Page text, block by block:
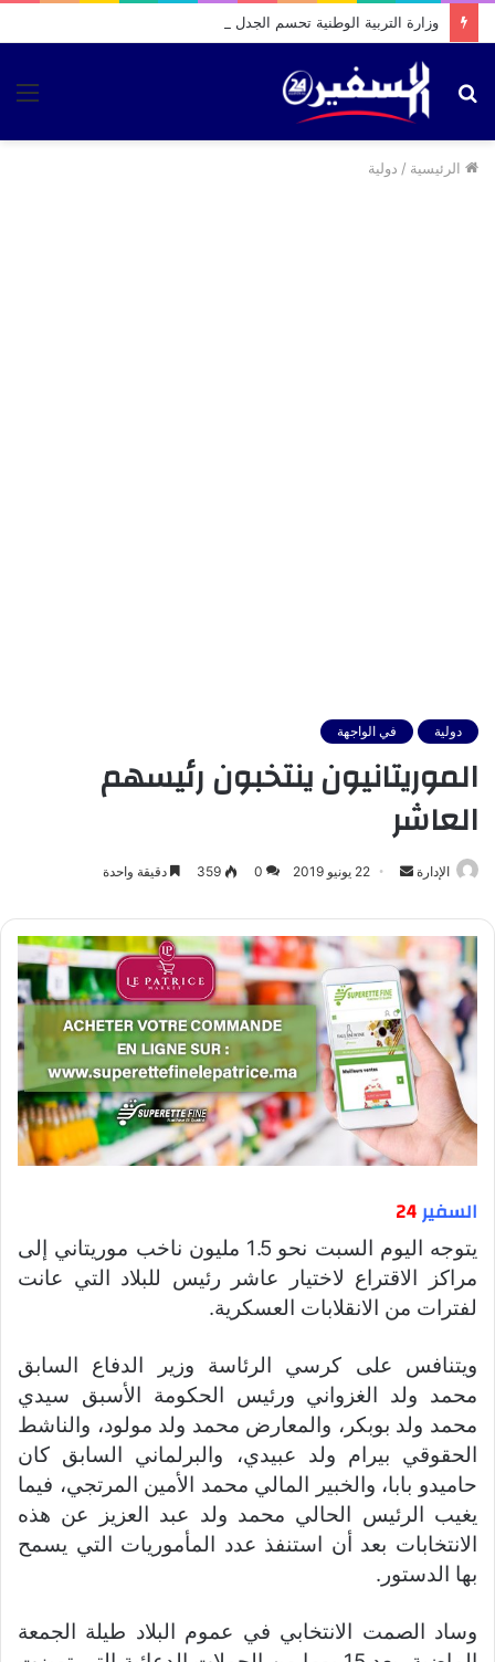
بحث
الرئيسية / دولية
دولية في الواجهة
الموريتانيون ينتخبون رئيسهم
العاشر
الإدارة
أرسل
إلكترونيا
22 يونيو 2019 0
359 دقيقة واحدة
السفير24
يتوجه اليوم السبت نحو 1.5 مليون ناخب موريتاني إلى
مراكز الاقتراع لاختيار عاشر رئيس للبلاد التي عانت
لفترات من الانقلابات العسكرية.
ويتنافس على كرسي الرئاسة وزير الدفاع السابق
محمد ولد الغزواني ورئيس الحكومة الأسبق سيدي
محمد ولد بوبكر، والمعارض محمد ولد مولود، والناشط
الحقوقي بيرام ولد عبيدي، والبرلماني السابق كان
حاميدو بابا، والخبير المالي محمد الأمين المرتجي، فيما
يغيب الرئيس الحالي محمد ولد عبد العزيز عن هذه
الانتخابات بعد أن استنفذ عدد المأموريات التي يسمح
بها الدستور.
وساد الصمت الانتخابي في عموم البلاد طيلة الجمعة